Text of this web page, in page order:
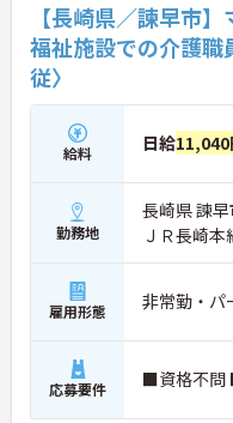
【長崎県／諫早市
福祉施設での介護
従〉
給料 日給
勤務地
長崎県 諫早
ＪＲ長崎
雇用形態 非常勤・パ
応募要件 ■資格不問